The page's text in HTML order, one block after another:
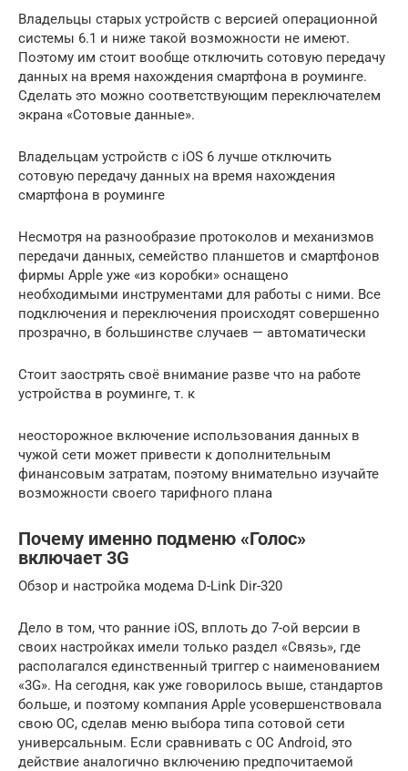
Владельцы старых устройств с версией операционной
системы 6.1 и ниже такой возможности не имеют.
Поэтому им стоит вообще отключить сотовую передачу
данных на время нахождения смартфона в роуминге.
Сделать это можно соответствующим переключателем
экрана «Сотовые данные».
Владельцам устройств с iOS 6 лучше отключить
сотовую передачу данных на время нахождения
смартфона в роуминге
Несмотря на разнообразие протоколов и механизмов
передачи данных, семейство планшетов и смартфонов
фирмы Apple уже «из коробки» оснащено
необходимыми инструментами для работы с ними. Все
подключения и переключения происходят совершенно
прозрачно, в большинстве случаев — автоматически
Стоит заострять своё внимание разве что на работе
устройства в роуминге, т. к
неосторожное включение использования данных в
чужой сети может привести к дополнительным
финансовым затратам, поэтому внимательно изучайте
возможности своего тарифного плана
Почему именно подменю «Голос»
включает 3G
Обзор и настройка модема D-Link Dir-320
Дело в том, что ранние iOS, вплоть до 7-ой версии в
своих настройках имели только раздел «Связь», где
располагался единственный триггер с наименованием
«3G». На сегодня, как уже говорилось выше, стандартов
больше, и поэтому компания Apple усовершенствовала
свою ОС, сделав меню выбора типа сотовой сети
универсальным. Если сравнивать с ОС Android, это
действие аналогично включению предпочитаемой